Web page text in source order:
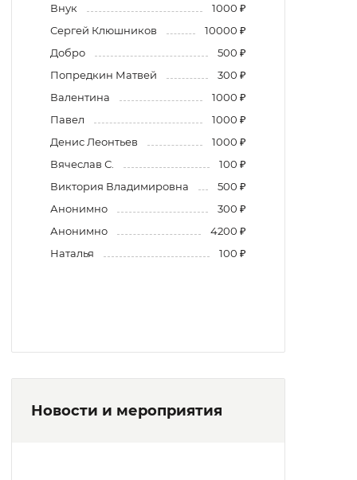
Внук
1000 ₽
Сергей Клюшников
10000 ₽
Добро
500 ₽
Попредкин Матвей
300 ₽
Валентина
1000 ₽
Павел
1000 ₽
Денис Леонтьев
1000 ₽
Вячеслав С.
100 ₽
Виктория Владимировна
500 ₽
Анонимно
300 ₽
Анонимно
4200 ₽
Наталья
100 ₽
Новости и мероприятия